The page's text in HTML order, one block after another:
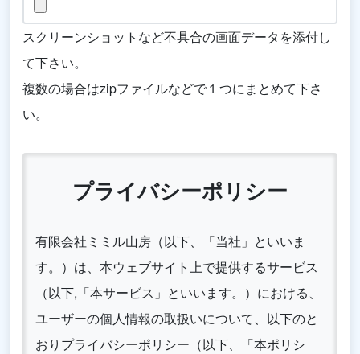
スクリーンショットなど不具合の画面データを添付し
て下さい。
複数の場合はzipファイルなどで１つにまとめて下さ
い。
プライバシーポリシー
有限会社ミミル山房（以下、「当社」といいま
す。）は、本ウェブサイト上で提供するサービス
（以下,「本サービス」といいます。）における、
ユーザーの個人情報の取扱いについて、以下のと
おりプライバシーポリシー（以下、「本ポリシ